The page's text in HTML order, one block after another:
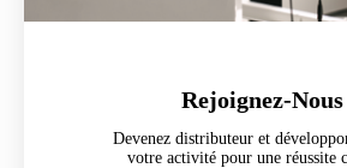
Rejoignez-
Devenez distributeur et
votre activité pour une réussite